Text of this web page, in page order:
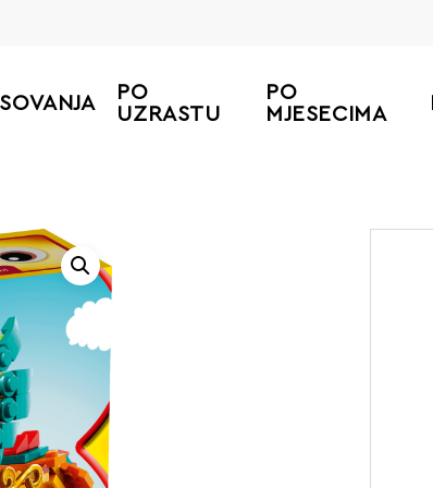
PO
UZRASTU
PO
MJESECIMA